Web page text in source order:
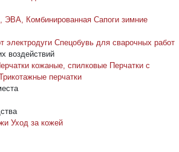
ЭВА, Комбинированная Сапоги зимние
электродуги Спецобувь для сварочных работ
воздействий
кожаные, спилковые Перчатки с
перчатки
Уход за кожей